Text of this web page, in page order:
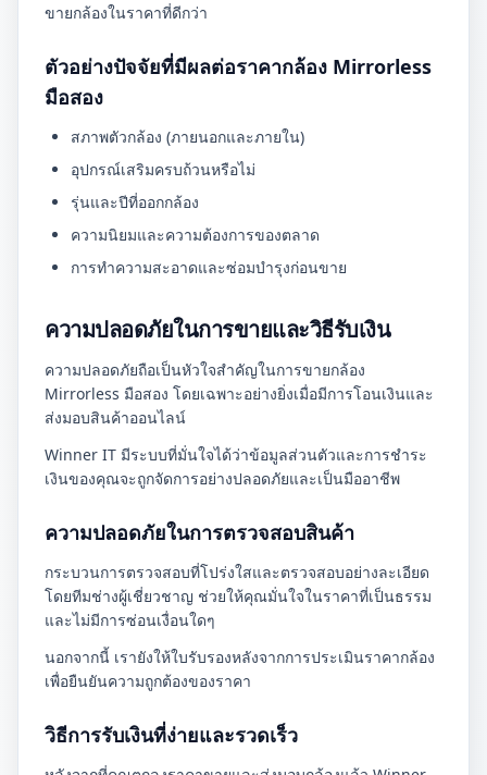
ขายกล้องในราคาที่ดีกว่า
ตัวอย่างปัจจัยที่มีผลต่อราคากล้อง Mirrorless
มือสอง
สภาพตัวกล้อง (ภายนอกและภายใน)
อุปกรณ์เสริมครบถ้วนหรือไม่
รุ่นและปีที่ออกกล้อง
ความนิยมและความต้องการของตลาด
การทำความสะอาดและซ่อมบำรุงก่อนขาย
ความปลอดภัยในการขายและวิธีรับเงิน
ความปลอดภัยถือเป็นหัวใจสำคัญในการขายกล้อง
Mirrorless มือสอง โดยเฉพาะอย่างยิ่งเมื่อมีการโอนเงินและ
ส่งมอบสินค้าออนไลน์
Winner IT มีระบบที่มั่นใจได้ว่าข้อมูลส่วนตัวและการชำระ
เงินของคุณจะถูกจัดการอย่างปลอดภัยและเป็นมืออาชีพ
ความปลอดภัยในการตรวจสอบสินค้า
กระบวนการตรวจสอบที่โปร่งใสและตรวจสอบอย่างละเอียด
โดยทีมช่างผู้เชี่ยวชาญ ช่วยให้คุณมั่นใจในราคาที่เป็นธรรม
และไม่มีการซ่อนเงื่อนใดๆ
นอกจากนี้ เรายังให้ใบรับรองหลังจากการประเมินราคากล้อง
เพื่อยืนยันความถูกต้องของราคา
วิธีการรับเงินที่ง่ายและรวดเร็ว